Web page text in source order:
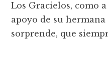
Los Gracielos, como
apoyo de su hermana
sorprende, que